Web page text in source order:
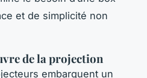
et de simplicité non
de la projection
embarquent un